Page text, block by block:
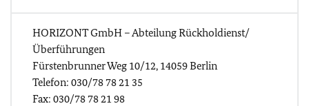
HORIZONT GmbH – Abteilung Rückholdienst/
Überführungen
Fürstenbrunner Weg 10/12, 14059 Berlin
Telefon: 030/78 78 21 35
Fax: 030/78 78 21 98